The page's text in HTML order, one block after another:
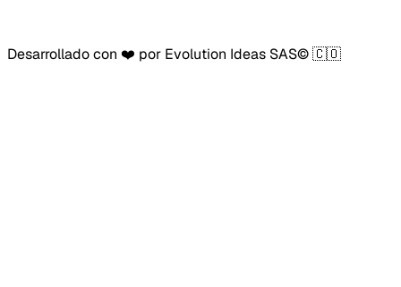
Desarrollado con ❤️ por Evolution Ideas SAS© 🇨🇴